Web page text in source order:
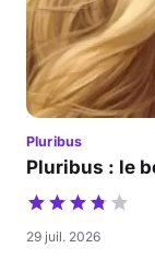
Pluribus
Pluribus : le
29 juil. 2026